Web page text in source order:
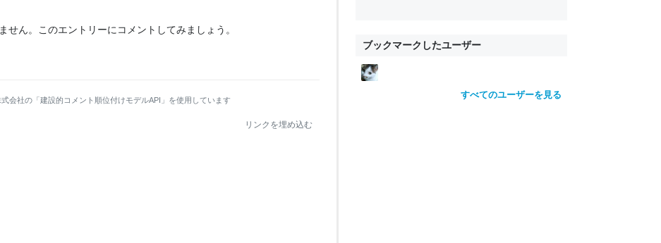
せん。 このエントリーにコメントしてみましょう。
会社の「建設的コメント順位付けモデルAPI」を使用しています
リンクを埋め込む
ブックマークしたユーザー
すべてのユーザーを見る